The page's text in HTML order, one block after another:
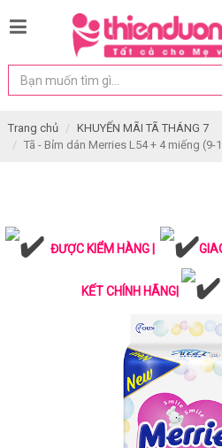
Trang chủ
KHUYẾN MÃI TÃ THÁNG 7
Tã - Bỉm dán Merries L54 + 4 miếng (9-
ĐƯỢC KIỂM HÀNG |
KẾT CHÍNH HÃNG|